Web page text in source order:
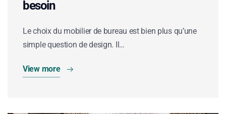
besoin
Le choix du mobilier de bureau est bien plus qu’une
simple question de design. Il…
View more